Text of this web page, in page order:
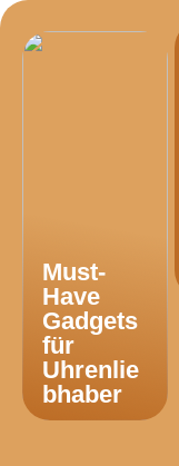
Must-
Have
Gadgets
für
Uhrenlie
bhaber